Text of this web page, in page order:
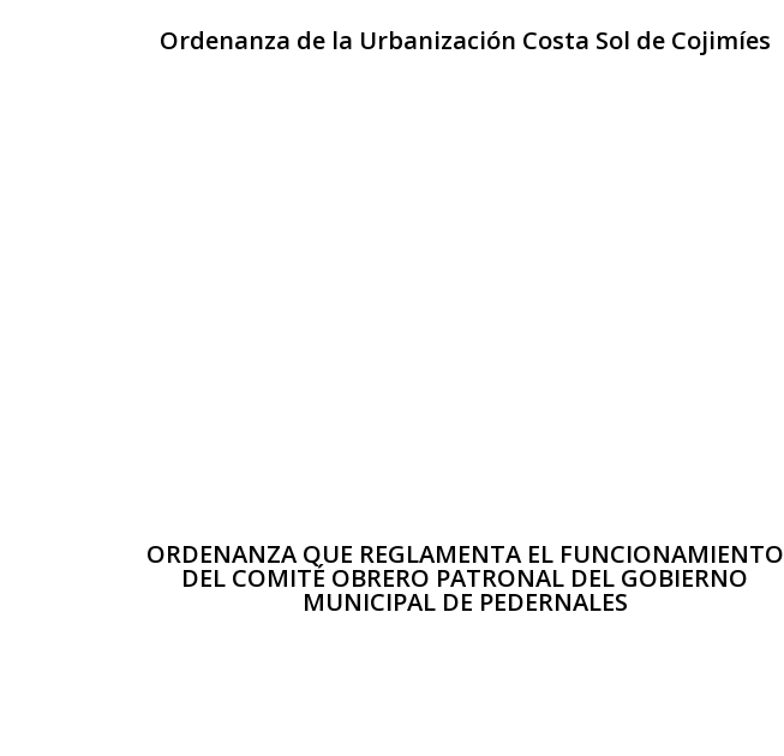
Ordenanza de la Urbanización Costa Sol de Cojimíes
ORDENANZA QUE REGLAMENTA EL FUNCIONAMIENTO
DEL COMITÉ OBRERO PATRONAL DEL GOBIERNO
MUNICIPAL DE PEDERNALES